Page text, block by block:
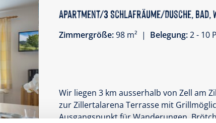
Apartment/3 Schlafräume/Dusche, Bad,
Zimmergröße:98 m² | Belegung:2 - 10
Wir liegen 3 km ausserhalb von Zell am
zur Zillertalarena Terrasse mit
Ausgangspunkt für Wanderungen,